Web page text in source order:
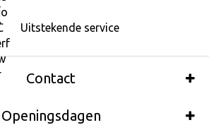
Uitstekende service
Contact
Openingsdagen